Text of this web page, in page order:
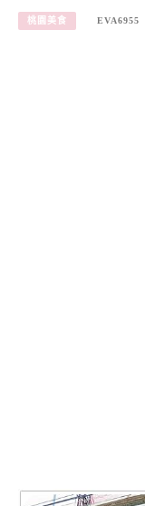
桃園美食 EVA6955